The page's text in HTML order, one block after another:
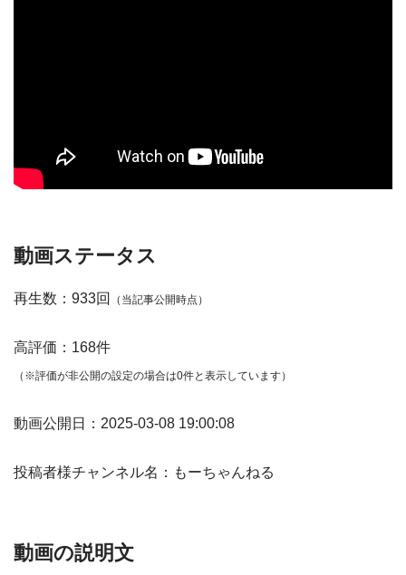
動画ステータス
再生数：933回 （当記事公開時点）
高評価：168件
（※評価が非公開の設定の場合は0件と表示しています）
動画公開日：2025-03-08 19:00:08
投稿者様チャンネル名：もーちゃんねる
動画の説明文